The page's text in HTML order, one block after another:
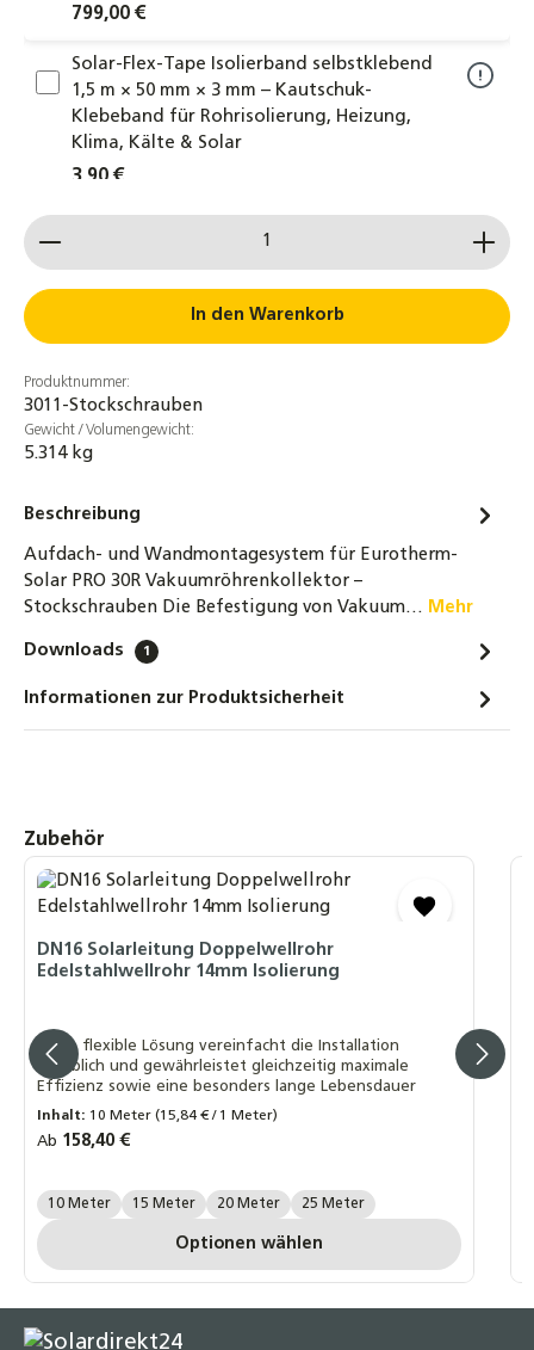
799,00 €
Solar-Flex-Tape Isolierband selbstklebend
1,5 m × 50 mm × 3 mm – Kautschuk-
Klebeband für Rohrisolierung, Heizung,
Klima, Kälte & Solar
3,90 €
Kollektorverbinder
NMC PROTAPE® Solar-UV-Tape 2 m × 50 mm
× 0,6 mm – selbstklebendes EPDM-
Isolierband für Rohrisolierungen, UV- &
Vakuumröhrenkollektor Sonnenkollektor
Eurotherm-Solar PRO - 30R (4,44 m²) Black
Line
799,00 €
DN16 Solarleitung Doppelwellrohr
188,00 €
Solarstation SR21L – inkl. SR258
Hocheffizienzpumpe
DN16 Wellrohr Verschraubung
Schnellverschraubung Schnellkupplung für
Solarleitungen
18,40 €
Schnellverschraubung Schnellkupplung für
Solarleitungen
Produkt Anzahl: Gib den gewünschten Wert ein
In den Warenkorb
Produktnummer:
3011-Stockschrauben
Gewicht / Volumengewicht:
5.314 kg
Beschreibung
Aufdach- und Wandmontagesystem für Eurotherm-
Solar PRO 30R Vakuumröhrenkollektor –
Stockschrauben Die Befestigung von Vakuum… Mehr
Downloads 1
Informationen zur Produktsicherheit
Produktgalerie überspringen
Zubehör
DN16 Solarleitung Doppelwellrohr
Edelstahlwellrohr 14mm Isolierung
Diese flexible Lösung vereinfacht die Installation
erheblich und gewährleistet gleichzeitig maximale
Effizienz sowie eine besonders lange Lebensdauer
Inhalt: 10 Meter(15,84 € / 1 Meter)
Regulärer Preis:
Ab 158,40 €
Länge Wellrohr:
10 Meter 15 Meter 20 Meter 25 Meter
Optionen wählen